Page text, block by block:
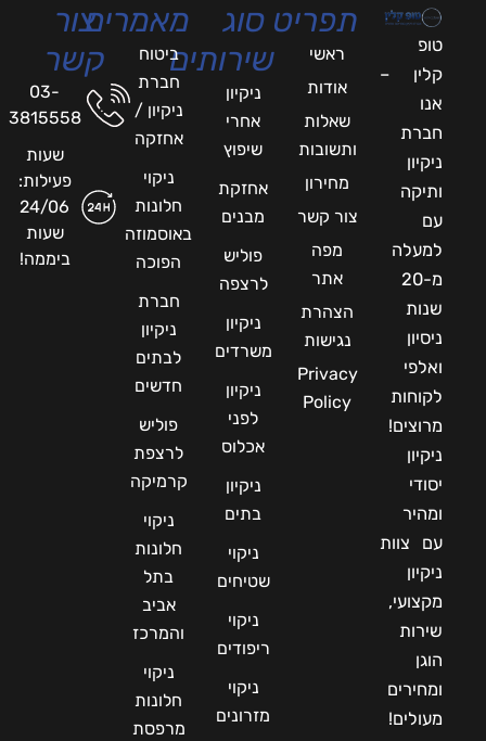
טופ
קלין –
אנו
חברת
ניקיון
ותיקה
עם
למעלה
מ-20
שנות
ניסיון
ואלפי
לקוחות
מרוצים!
ניקיון
יסודי
ומהיר
עם צוות
ניקיון
מקצועי,
שירות
הוגן
ומחירים
מעולים!
תפריט
ראשי
אודות
שאלות
ותשובות
מחירון
צור קשר
מפה
אתר
הצהרת
נגישות
Privacy
Policy
סוג
שירותים
ניקיון
אחרי
שיפוץ
אחזקת
מבנים
פוליש
לרצפה
ניקיון
משרדים
ניקיון
לפני
אכלוס
ניקיון
בתים
ניקוי
שטיחים
ניקוי
ריפודים
ניקוי
מזרונים
מאמרים
ביטוח
חברת
ניקיון /
אחזקה
ניקוי
חלונות
באוסמוזה
הפוכה
חברת
ניקיון
לבתים
חדשים
פוליש
לרצפת
קרמיקה
ניקוי
חלונות
בתל
אביב
והמרכז
ניקוי
חלונות
מרפסת
צור
קשר
03-
3815558
שעות
פעילות:
24/06
שעות
ביממה!